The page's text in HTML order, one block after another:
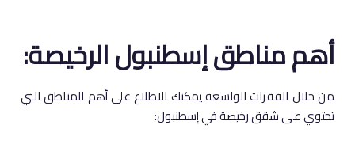
أهم مناطق إسطنبول الرخيصة:
من خلال الفقرات الواسعة يمكنك الاطلاع على أهم المناطق التي
تحتوي على شقق رخيصة في إسطنبول: